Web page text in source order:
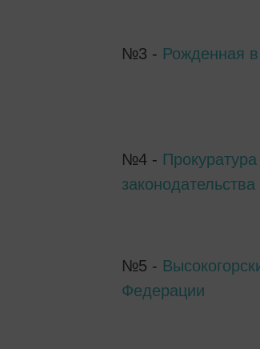
№3 - Рожденная
№4 -
№5 -
Федерации